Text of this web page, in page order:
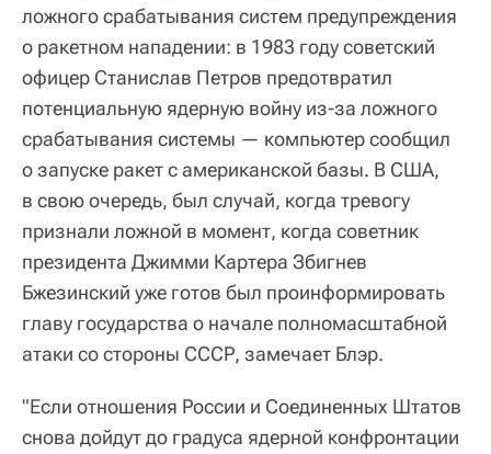
ложного срабатывания систем предупреждения
о ракетном нападении: в 1983 году советский
офицер Станислав Петров предотвратил
потенциальную ядерную войну из-за ложного
срабатывания системы — компьютер сообщил
о запуске ракет с американской базы. В США,
в свою очередь, был случай, когда тревогу
признали ложной в момент, когда советник
президента Джимми Картера Збигнев
Бжезинский уже готов был проинформировать
главу государства о начале полномасштабной
атаки со стороны СССР, замечает Блэр.
"Если отношения России и Соединенных Штатов
снова дойдут до градуса ядерной конфронтации